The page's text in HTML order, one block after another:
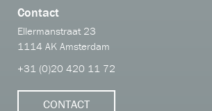
Contact
Ellermanstraat 23
1114 AK Amsterdam
+31 (0)20 420 11 72
CONTACT